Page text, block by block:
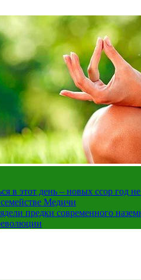
этот день – новых ссор год не
Медичи
предки современного